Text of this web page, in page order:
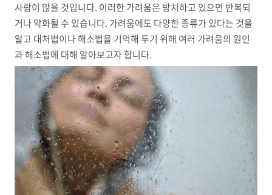
사람이 많을 것입니다. 이러한 가려움은 방치하고 있으면 반복되
거나 악화될 수 있습니다. 가려움에도 다양한 종류가 있다는 것을
알고 대처법이나 해소법을 기억해 두기 위해 여러 가려움의 원인
과 해소법에 대해 알아보고자 합니다.